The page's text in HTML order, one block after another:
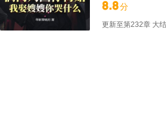
8.8分
更新至第232章 大